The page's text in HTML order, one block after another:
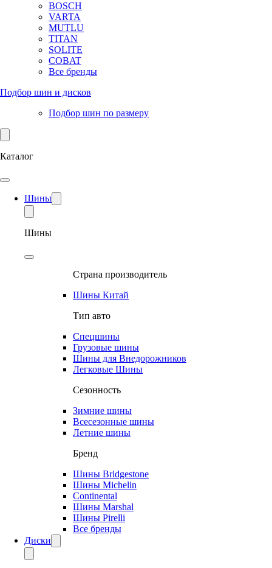
BOSCH
VARTA
MUTLU
TITAN
SOLITE
COBAT
Все бренды
Подбор шин и дисков
Подбор шин по размеру
Каталог
Шины
Шины
Страна производитель
Шины Китай
Тип авто
Спецшины
Грузовые шины
Шины для Внедорожников
Легковые Шины
Сезонность
Зимние шины
Всесезонные шины
Летние шины
Бренд
Шины Bridgestone
Шины Michelin
Continental
Шины Marshal
Шины Pirelli
Все бренды
Диски